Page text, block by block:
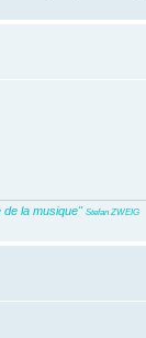
de la musique" Stefan ZWEIG